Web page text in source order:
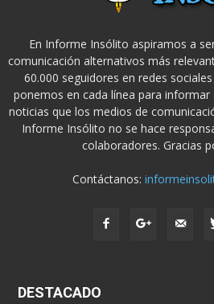
En Informe Insólito aspiramos a
comunicación alternativos más
60.000 seguidores en redes
ponemos en cada línea para
noticias que los medios de
Informe Insólito no se hace
colaboradores. Gracias
Contáctanos:
DESTACADO